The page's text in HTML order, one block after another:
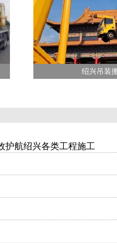
绍兴吊装
护航绍兴各类工程施工